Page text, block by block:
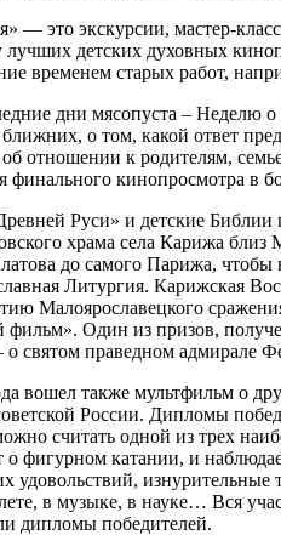
— это экскурсии, мастер-
детских духовных
временем старых работ,
дни мясопуста – Неделю
ближних, о том, какой ответ
отношении к родителям,
кинопросмотра в
Руси» и детские
храма села Карижа близ
до самого Парижа,
Литургия. Карижская
Малоярославецкого
Один из призов,
святом праведном адмирале
вошел также мультфильм о
России. Дипломы
считать одной из трех
о фигурном катании, и
удовольствий,
в музыке, в науке… Вся
дипломы победителей.